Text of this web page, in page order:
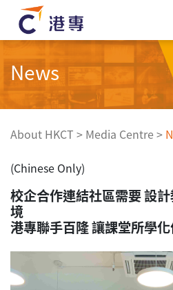
News
About HKCT > Media Centre >
(Chinese Only)
校企合作連結社區需要 設
境
港專聯手百隆 讓課堂所學